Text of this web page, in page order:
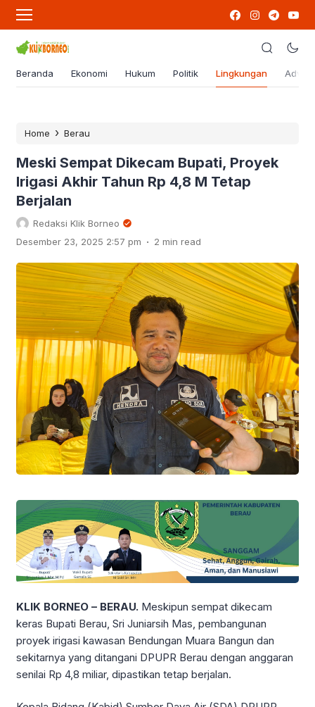
Beranda Ekonomi Hukum Politik Lingkungan
Home › Berau
Meski Sempat Dikecam Bupati, Proyek
Irigasi Akhir Tahun Rp 4,8 M Tetap
Berjalan
Redaksi Klik Borneo
Desember 23, 2025 2:57 pm . 2 min read
KLIK BORNEO – BERAU. Meskipun sempat dikecam
keras Bupati Berau, Sri Juniarsih Mas, pembangunan
proyek irigasi kawasan Bendungan Muara Bangun dan
sekitarnya yang ditangani DPUPR Berau dengan anggaran
senilai Rp 4,8 miliar, dipastikan tetap berjalan.